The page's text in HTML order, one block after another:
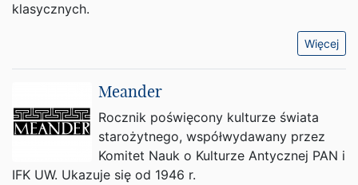
klasycznych.
Więcej
Meander
Rocznik poświęcony kulturze świata
starożytnego, współwydawany przez
Komitet Nauk o Kulturze Antycznej PAN i
IFK UW. Ukazuje się od 1946 r.